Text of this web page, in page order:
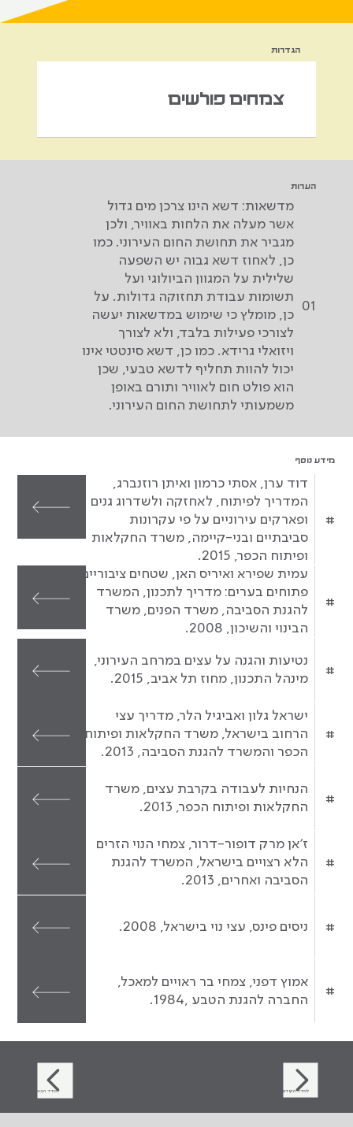
הגדרות
צמחים פולשים
הערות
מדשאות: דשא הינו צרכן מים גדול
אשר מעלה את הלחות באוויר, ולכן
מגביר את תחושת החום העירוני. כמו
כן, לאחוז דשא גבוה יש השפעה
שלילית על המגוון הביולוגי ועל
תשומות עבודת תחזוקה גדולות. על
כן, מומלץ כי שימוש במדשאות יעשה
לצורכי פעילות בלבד, ולא לצורך
ויזואלי גרידא. כמו כן, דשא סינטטי אינו
יכול להוות תחליף לדשא טבעי, שכן
הוא פולט חום לאוויר ותורם באופן
משמעותי לתחושת החום העירוני.
01
מידע נוסף
דוד ערן, אסתי כרמון ואיתן רוזנברג,
המדריך לפיתוח, לאחזקה ולשדרוג גנים
ופארקים עירוניים על פי עקרונות
סביבתיים ובני-קיימה, משרד החקלאות
ופיתוח הכפר, 2015.
#
עמית שפירא ואיריס האן, שטחים ציבוריים
פתוחים בערים: מדריך לתכנון, המשרד
להגנת הסביבה, משרד הפנים, משרד
הבינוי והשיכון, 2008.
#
נטיעות והגנה על עצים במרחב העירוני,
מינהל התכנון, מחוז תל אביב, 2015.
#
ישראל גלון ואביגיל הלר, מדריך עצי
הרחוב בישראל, משרד החקלאות ופיתוח
הכפר והמשרד להגנת הסביבה, 2013.
#
הנחיות לעבודה בקרבת עצים, משרד
החקלאות ופיתוח הכפר, 2013.
#
ז'אן מרק דופור-דרור, צמחי הנוי הזרים
הלא רצויים בישראל, המשרד להגנת
הסביבה ואחרים, 2013.
#
ניסים פינס, עצי נוי בישראל, 2008. #
אמוץ דפני, צמחי בר ראויים למאכל,
החברה להגנת הטבע ,1984.
#
למדד הבא למדד הקודם